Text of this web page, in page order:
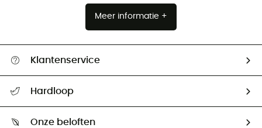
Meer informatie +
Klantenservice
Mijn zending volgen
Retourzendingen & Terugbetalingen
Hardloop
Onze beloften